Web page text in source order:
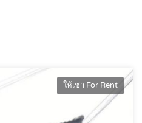
ให้เช่า For Rent